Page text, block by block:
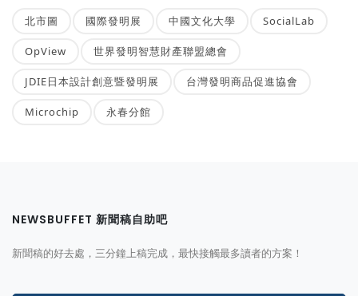
北市圖 國際發明展 中國文化大學 SocialLab
OpView 世界發明智慧財產聯盟總會
JDIE日本設計創意暨發明展 台灣發明商品促進協會
Microchip 永春分館
NEWSBUFFET 新聞稿自助吧
新聞稿的好去處，三分鐘上稿完成，最快接觸最多讀者的方案！